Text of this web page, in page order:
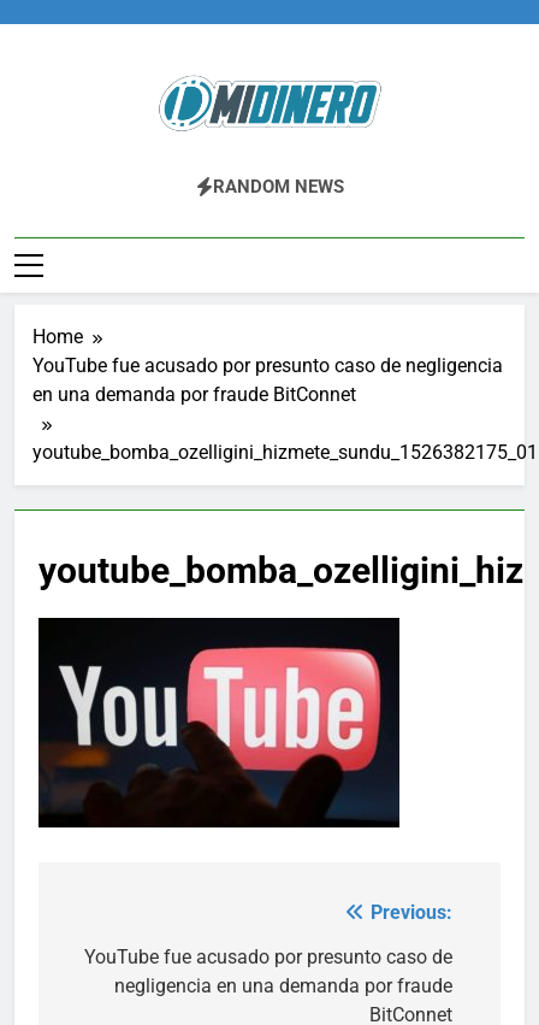
Midinero.co
Fintech, Criptomonedas
RANDOM NEWS
Home
YouTube fue acusado por presunto caso de negligencia
en una demanda por fraude BitConnet
navigation
Previous:
YouTube fue acusado por presunto caso de
negligencia en una demanda por fraude
BitConnet